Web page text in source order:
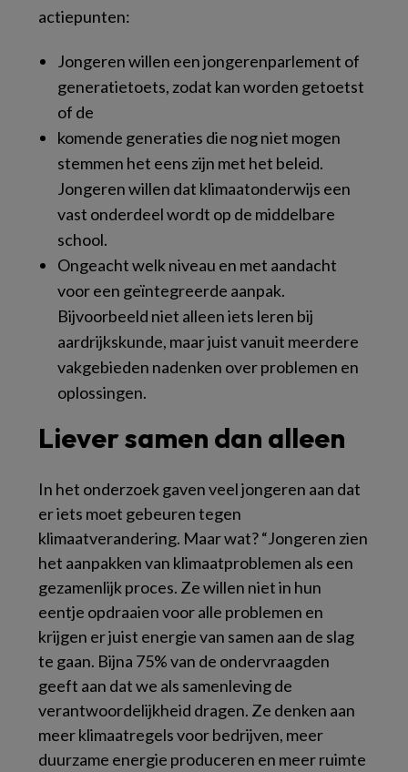
actiepunten:
Jongeren willen een jongerenparlement of
generatietoets, zodat kan worden getoetst
of de
komende generaties die nog niet mogen
stemmen het eens zijn met het beleid.
Jongeren willen dat klimaatonderwijs een
vast onderdeel wordt op de middelbare
school.
Ongeacht welk niveau en met aandacht
voor een geïntegreerde aanpak.
Bijvoorbeeld niet alleen iets leren bij
aardrijkskunde, maar juist vanuit meerdere
vakgebieden nadenken over problemen en
oplossingen.
Liever samen dan alleen
In het onderzoek gaven veel jongeren aan dat
er iets moet gebeuren tegen
klimaatverandering. Maar wat? “Jongeren zien
het aanpakken van klimaatproblemen als een
gezamenlijk proces. Ze willen niet in hun
eentje opdraaien voor alle problemen en
krijgen er juist energie van samen aan de slag
te gaan. Bijna 75% van de ondervraagden
geeft aan dat we als samenleving de
verantwoordelijkheid dragen. Ze denken aan
meer klimaatregels voor bedrijven, meer
duurzame energie produceren en meer ruimte